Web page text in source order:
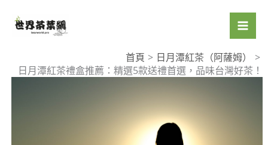
首頁
日月潭紅茶（阿薩姆）
日月潭紅茶禮盒推薦：精選5款送禮首選，品味台灣好茶！